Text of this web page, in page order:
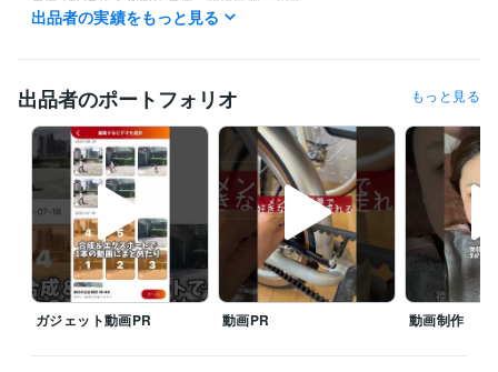
営業 / アライアンス・渉外 経験年数 : 20年
職歴
株式会社ハッピークリエイト
株式会社光通信 2005年6月 ~ 2008年12月
受賞歴
ブース部門全国営業1位 テレマーケティング部門全国営業1位
通信営
業全国1位 ゴルフコンペ毎年優勝w 草野球Aクラス優勝w
中学野球
硬式　全国大会　準優勝w
責任者売上全国TOP 某大手広告代理店
某中小企業通信会社 某大手通信会社 某中小企業商社 営業とは？ 組
織論
中学100M区2位( ；∀；) 営業とは？
資格・検定
普通自動車第一種運転免許 取得年 : 2000年
出品者の実績をもっと見る
出品者のポートフォリオ もっと見る
ガジェット動画PR 動画PR 動画制作